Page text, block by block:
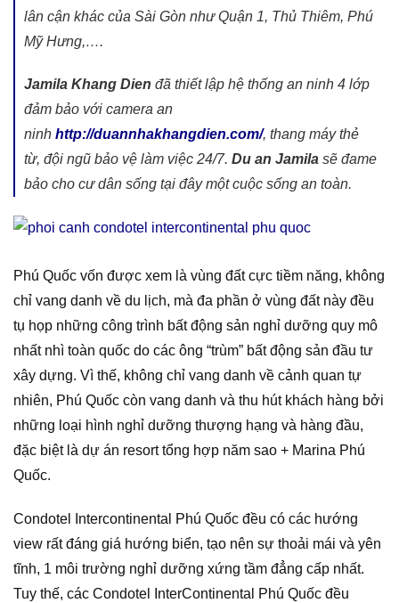
lân cận khác của Sài Gòn như Quận 1, Thủ Thiêm, Phú
Mỹ Hưng,….
Jamila Khang Dien đã thiết lập hệ thống an ninh 4 lớp
đảm bảo với camera an
ninh http://duannhakhangdien.com/, thang máy thẻ
từ, đội ngũ bảo vệ làm việc 24/7. Du an Jamila sẽ đame
bảo cho cư dân sống tại đây một cuộc sống an toàn.
Phú Quốc vốn được xem là vùng đất cực tiềm năng, không
chỉ vang danh về du lịch, mà đa phần ở vùng đất này đều
tụ họp những công trình bất động sản nghỉ dưỡng quy mô
nhất nhì toàn quốc do các ông “trùm” bất động sản đầu tư
xây dựng. Vì thế, không chỉ vang danh về cảnh quan tự
nhiên, Phú Quốc còn vang danh và thu hút khách hàng bởi
những loại hình nghỉ dưỡng thượng hạng và hàng đầu,
đặc biệt là dự án resort tổng hợp năm sao + Marina Phú
Quốc.
Condotel Intercontinental Phú Quốc đều có các hướng
view rất đáng giá hướng biển, tạo nên sự thoải mái và yên
tĩnh, 1 môi trường nghỉ dưỡng xứng tầm đẳng cấp nhất.
Tuy thế, các Condotel InterContinental Phú Quốc đều